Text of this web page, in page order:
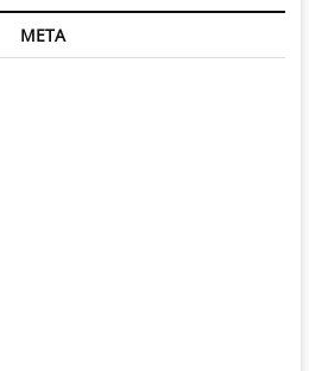
META